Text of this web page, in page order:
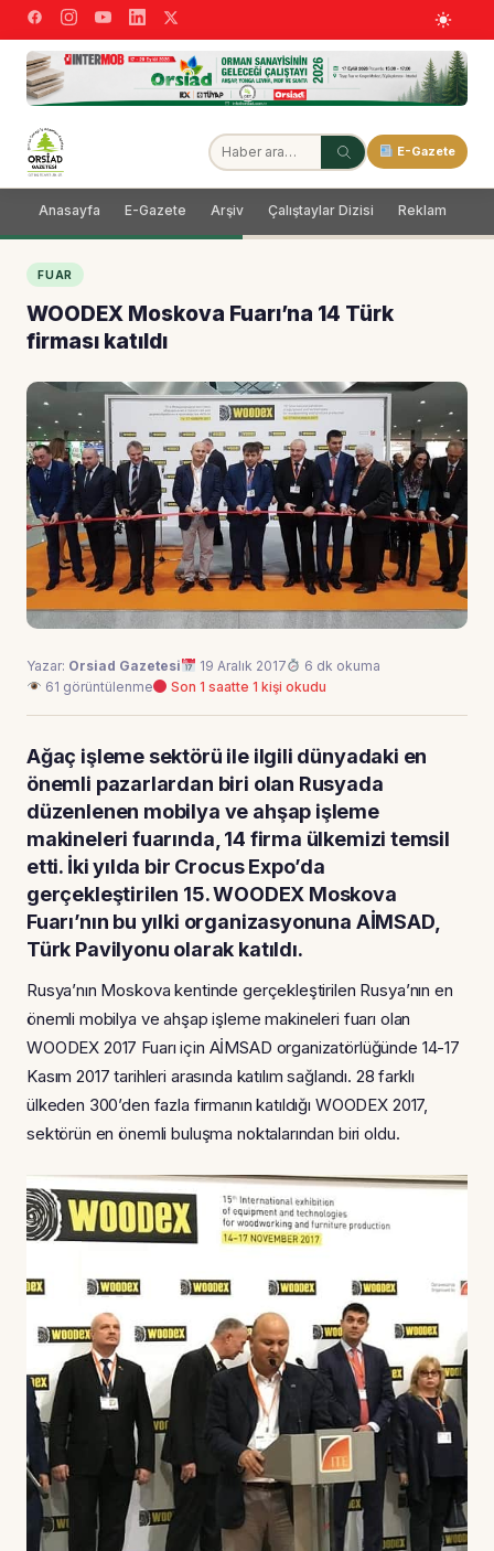
E-Gazete
Anasayfa E-Gazete Arşiv Çalıştaylar Dizisi Reklam
FUAR
WOODEX Moskova Fuarı’na 14 Türk
firması katıldı
Yazar: Orsiad Gazetesi 19 Aralık 2017
6 dk okuma
61 görüntülenme
Son 1 saatte 1 kişi okudu
Ağaç işleme sektörü ile ilgili dünyadaki en
önemli pazarlardan biri olan Rusyada
düzenlenen mobilya ve ahşap işleme
makineleri fuarında, 14 firma ülkemizi temsil
etti. İki yılda bir Crocus Expo’da
gerçekleştirilen 15. WOODEX Moskova
Fuarı’nın bu yılki organizasyonuna AİMSAD,
Türk Pavilyonu olarak katıldı.
Rusya’nın Moskova kentinde gerçekleştirilen Rusya’nın en
önemli mobilya ve ahşap işleme makineleri fuarı olan
WOODEX 2017 Fuarı için AİMSAD organizatörlüğünde 14-17
Kasım 2017 tarihleri arasında katılım sağlandı. 28 farklı
ülkeden 300’den fazla firmanın katıldığı WOODEX 2017,
sektörün en önemli buluşma noktalarından biri oldu.